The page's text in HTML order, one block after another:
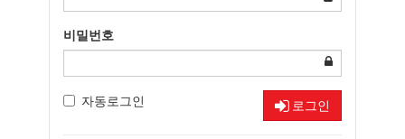
비밀번호
자동로그인 로그인